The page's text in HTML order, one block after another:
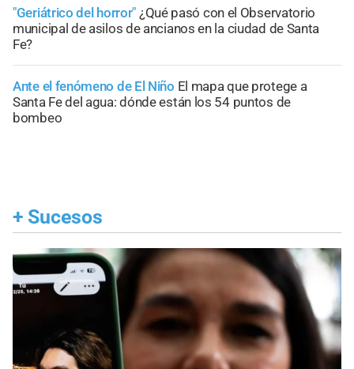
"Geriátrico del horror" ¿Qué pasó con el Observatorio
municipal de asilos de ancianos en la ciudad de Santa
Fe?
Ante el fenómeno de El Niño El mapa que protege a
Santa Fe del agua: dónde están los 54 puntos de
bombeo
+ Sucesos